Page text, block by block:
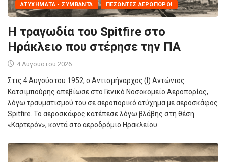
ΑΤΥΧΉΜΑΤΑ - ΣΥΜΒΆΝΤΑ ΠΕΣΌΝΤΕΣ ΑΕΡΟΠΌΡΟΙ
Η τραγωδία του Spitfire στο
Ηράκλειο που στέρησε την ΠΑ
4 Αυγούστου 2026
Στις 4 Αυγούστου 1952, ο Αντισμήναρχος (Ι) Αντώνιος
Κατσιμπούρης απεβίωσε στο Γενικό Νοσοκομείο Αεροπορίας,
λόγω τραυματισμού του σε αεροπορικό ατύχημα με αεροσκάφος
Spitfire. Το αεροσκάφος κατέπεσε λόγω βλάβης στη θέση
«Καρτερόν», κοντά στο αεροδρόμιο Ηρακλείου.